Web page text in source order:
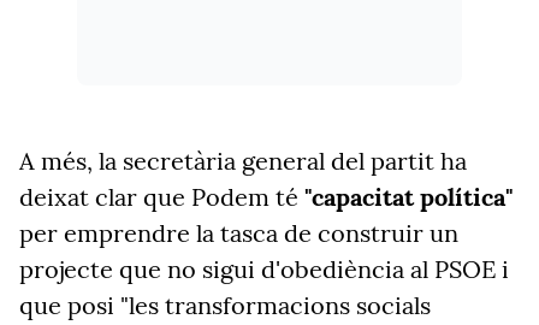
A més, la secretària general del partit ha
deixat clar que Podem té "capacitat política"
per emprendre la tasca de construir un
projecte que no sigui d'obediència al PSOE i
que posi "les transformacions socials